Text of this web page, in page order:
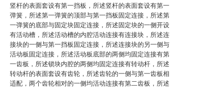
竖杆的表面套设有第一挡板，所述竖杆的表面套设有第一
弹簧，所述第一弹簧的顶部与第一挡板固定连接，所述第
一弹簧的底部与固定块固定连接，所述固定块的一侧开设
有活动槽，所述活动槽的内腔活动连接有连接块，所述连
接块的一侧与第一挡板固定连接，所述连接块的另一侧与
活动板固定连接，所述活动板底部的两侧均固定连接有第
一齿板，所述锁块内腔的两侧均固定连接有转动杆，所述
转动杆的表面套设有齿轮，所述齿轮的一侧与第一齿板相
适配，两个齿轮相对的一侧均活动连接有第二齿板，所述